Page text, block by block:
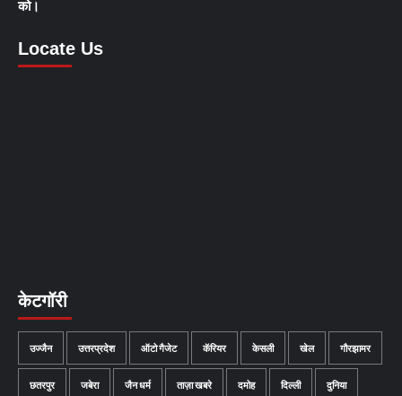
को।
Locate Us
केटगॉरी
उज्जैन उत्तरप्रदेश ऑटो गैजेट कॅरियर केसली खेल गौरझामर
छतरपुर जबेरा जैन धर्म ताज़ा खबरे दमोह दिल्ली दुनिया